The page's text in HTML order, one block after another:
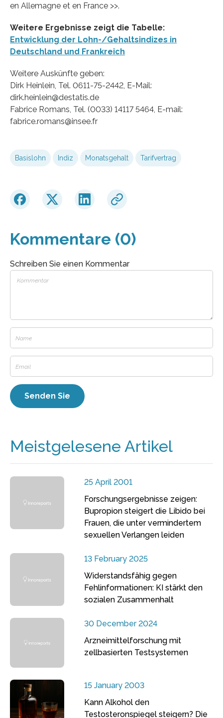
en Allemagne et en France >>.
Weitere Ergebnisse zeigt die Tabelle:
Entwicklung der Lohn-/Gehaltsindizes in
Deutschland und Frankreich
Weitere Auskünfte geben:
Dirk Heinlein, Tel. 0611-75-2442, E-Mail:
dirk.heinlein@destatis.de
Fabrice Romans, Tel. (0033) 14117 5464, E-mail:
fabrice.romans@insee.fr
Basislohn Indiz Monatsgehalt Tarifvertrag
Kommentare (0)
Schreiben Sie einen Kommentar
Meistgelesene Artikel
25 April 2001
Forschungsergebnisse zeigen:
Bupropion steigert die Libido bei
Frauen, die unter vermindertem
sexuellen Verlangen leiden
13 February 2025
Widerstandsfähig gegen
Fehlinformationen: KI stärkt den
sozialen Zusammenhalt
30 December 2024
Arzneimittelforschung mit
zellbasierten Testsystemen
15 January 2003
Kann Alkohol den
Testosteronspiegel steigern? Die